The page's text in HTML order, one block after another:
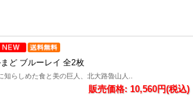
ど ブルーレイ 全2枚
知らしめた食と美の巨人、北大路魯山人..
販売価格: 10,560円(税込)